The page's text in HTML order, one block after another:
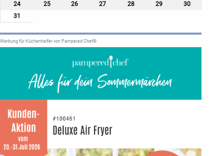
24
25 26 27 28 29
30
31
Werbung für Küchenhelfer von Pampered Chef®